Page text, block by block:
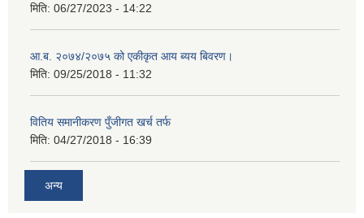
मिति: 06/27/2023 - 14:22
आ.ब. २०७४/२०७५ को एकीकृत आय ब्यय बिवरण।
मिति: 09/25/2018 - 11:32
वितिय समानीकरण पुँजीगत खर्च तर्फ
मिति: 04/27/2018 - 16:39
अन्य